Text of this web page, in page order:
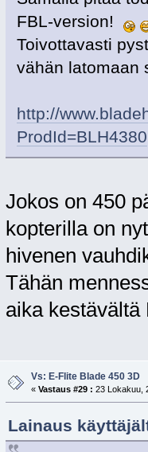
FBL-version!
Toivottavasti
vähän latomaan
http://
ProdId=BLH4380
Jokos on 450
kopterilla on
hivenen
Tähän
aika kestävältä
Vs: E-Flite Blade 450 3D
« Vastaus #29 : 23 Lokakuu,
Lainaus